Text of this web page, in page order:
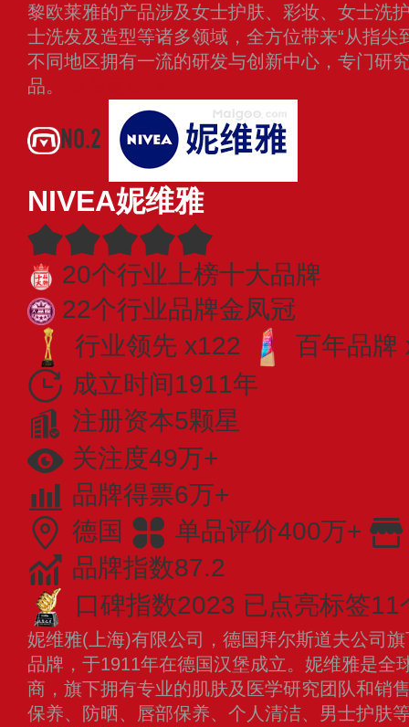
黎欧莱雅的产品涉及女士护肤、彩妆、女士洗
士洗发及造型等诸多领域，全方位带来“从指尖
不同地区拥有一流的研发与创新中心，专门研
品。
NO.2
NIVEA妮维雅
20个行业上榜十大品牌
22个行业品牌金凤冠
行业领先 x122
百年品牌
成立时间1911年
注册资本5颗星
关注度49万+
品牌得票6万+
德国
单品评价400万+
品牌指数87.2
口碑指数2023 已点亮标签11
妮维雅(上海)有限公司，德国拜尔斯道夫公司
品牌，于1911年在德国汉堡成立。妮维雅是全
商，旗下拥有专业的肌肤及医学研究团队和销
保养、防晒、唇部保养、个人清洁、男士护肤